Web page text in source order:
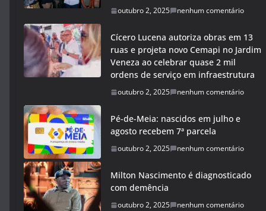
outubro 2, 2025 nenhum comentário
Cícero Lucena autoriza obras em 13
ruas e projeta novo Cemapi no Jardim
Veneza ao celebrar quase 2 mil
ordens de serviço em infraestrutura
outubro 2, 2025 nenhum comentário
Pé-de-Meia: nascidos em julho e
agosto recebem 7ª parcela
outubro 2, 2025 nenhum comentário
Milton Nascimento é diagnosticado
com demência
outubro 2, 2025 nenhum comentário